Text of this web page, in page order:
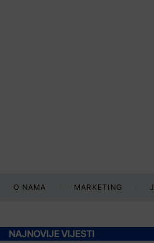
O NAMA MARKETING
NAJNOVIJE VIJESTI